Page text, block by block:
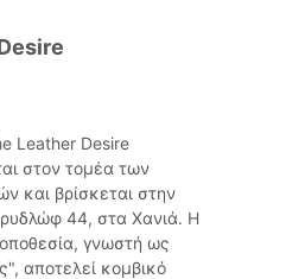
Leather Desire
στον τομέα των
και βρίσκεται στην
44, στα Χανιά. Η
γνωστή ως
αποτελεί κομβικό